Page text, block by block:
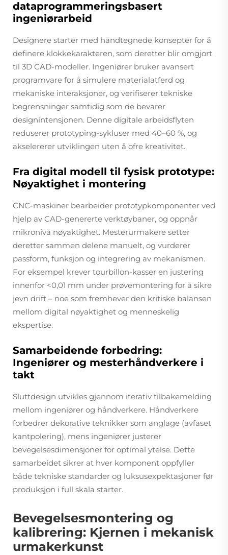
dataprogrammeringsbasert
ingeniørarbeid
Designere starter med håndtegnede konsepter for å
definere klokkekarakteren, som deretter blir omgjort
til 3D CAD-modeller. Ingeniører bruker avansert
programvare for å simulere materialatferd og
mekaniske interaksjoner, og verifiserer tekniske
begrensninger samtidig som de bevarer
designintensjonen. Denne digitale arbeidsflyten
reduserer prototyping-sykluser med 40–60 %, og
akselererer utviklingen uten å ofre kreativitet.
Fra digital modell til fysisk prototype:
Nøyaktighet i montering
CNC-maskiner bearbeider prototypkomponenter ved
hjelp av CAD-genererte verktøybaner, og oppnår
mikronivå nøyaktighet. Mesterurmakere setter
deretter sammen delene manuelt, og vurderer
passform, funksjon og integrering av mekanismen.
For eksempel krever tourbillon-kasser en justering
innenfor <0,01 mm under prøvemontering for å sikre
jevn drift – noe som fremhever den kritiske balansen
mellom digital nøyaktighet og menneskelig
ekspertise.
Samarbeidende forbedring:
Ingeniører og mesterhåndverkere i
takt
Sluttdesign utvikles gjennom iterativ tilbakemelding
mellom ingeniører og håndverkere. Håndverkere
forbedrer dekorative teknikker som anglage (avfaset
kantpolering), mens ingeniører justerer
bevegelsesdimensjoner for optimal ytelse. Dette
samarbeidet sikrer at hver komponent oppfyller
både tekniske standarder og luksusexpektasjoner før
produksjon i full skala starter.
Bevegelsesmontering og
kalibrering: Kjernen i mekanisk
urmakerkunst